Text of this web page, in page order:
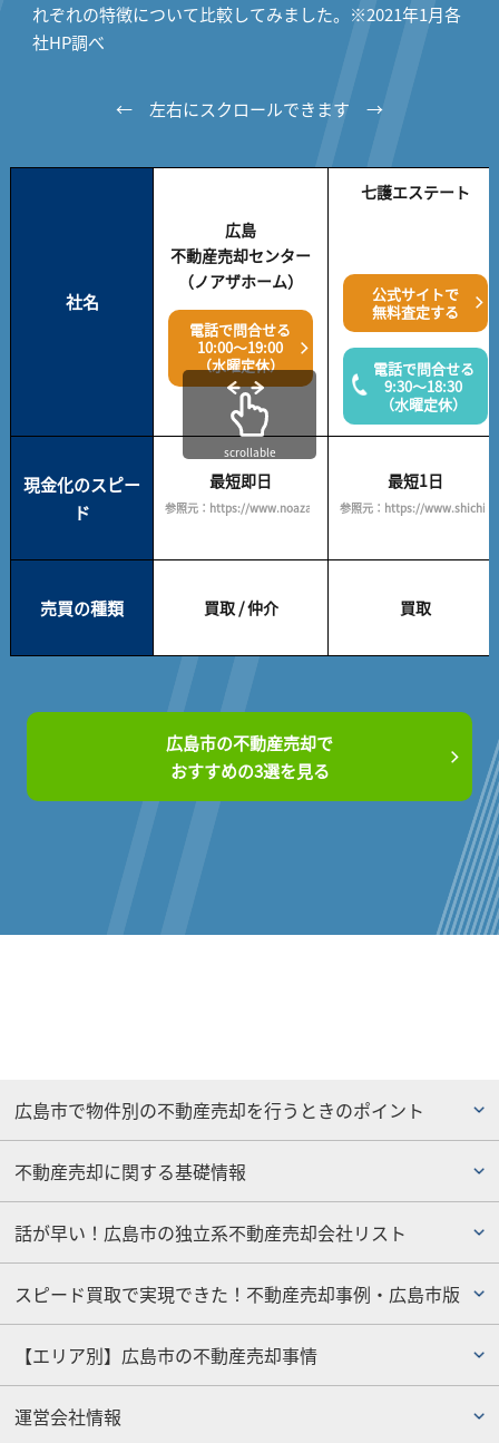
れぞれの特徴について比較してみました。※2021年1月各
社HP調べ
← 左右にスクロールできます →
社名
広島
不動産売却センター
（ノアザホーム）
電話で問合せる
10:00～19:00
（水曜定休）
七護エステート
公式サイトで
無料査定する
電話で問合せる
9:30～18:30
（水曜定休）
現金化のスピー
ド
最短即日
参照元：https://www.noazahome.com/
最短1日
参照元：https://
売買の種類 買取 / 仲介 買取
scrollable
広島市の不動産売却で
おすすめの3選を見る
広島市で物件別の不動産売却を行うときのポイント
不動産売却に関する基礎情報
話が早い！広島市の独立系不動産売却会社リスト
スピード買取で実現できた！不動産売却事例・広島市版
【エリア別】広島市の不動産売却事情
運営会社情報